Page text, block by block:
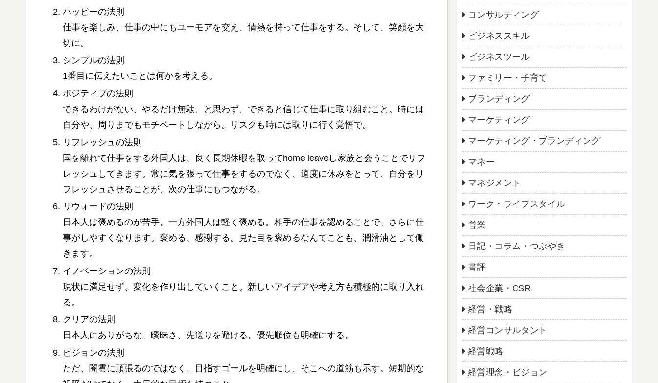
ハッピーの法則
仕事を楽しみ、仕事の中にもユーモアを交え、情熱を持って仕事をする。そして、笑顔を大
切に。
シンプルの法則
1番目に伝えたいことは何かを考える。
ポジティブの法則
できるわけがない、やるだけ無駄、と思わず、できると信じて仕事に取り組むこと。時には
自分や、周りまでもモチベートしながら。リスクも時には取りに行く覚悟で。
リフレッシュの法則
国を離れて仕事をする外国人は、良く長期休暇を取ってhome leaveし家族と会うことでリフ
レッシュしてきます。常に気を張って仕事をするのでなく、適度に休みをとって、自分をリ
フレッシュさせることが、次の仕事にもつながる。
リウォードの法則
日本人は褒めるのが苦手。一方外国人は軽く褒める。相手の仕事を認めることで、さらに仕
事がしやすくなります。褒める、感謝する。見た目を褒めるなんてことも、潤滑油として働
きます。
イノベーションの法則
現状に満足せず、変化を作り出していくこと。新しいアイデアや考え方も積極的に取り入れ
る。
クリアの法則
日本人にありがちな、曖昧さ、先送りを避ける。優先順位も明確にする。
ビジョンの法則
ただ、闇雲に頑張るのではなく、目指すゴールを明確にし、そこへの道筋も示す。短期的な
コンサルティング
ビジネススキル
ビジネスツール
ファミリー・子育て
ブランディング
マーケティング
マーケティング・ブランディング
マネー
マネジメント
ワーク・ライフスタイル
営業
日記・コラム・つぶやき
書評
社会企業・CSR
経営・戦略
経営コンサルタント
経営戦略
経営理念・ビジョン